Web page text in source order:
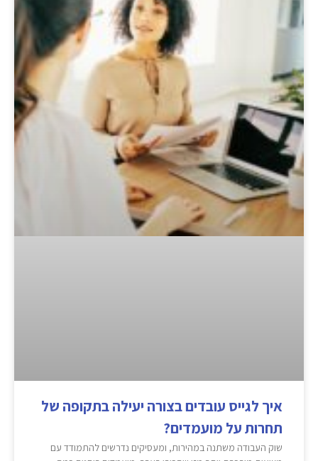
איך לגייס עובדים בצורה יעילה בתקופה של
תחרות על מועמדים?
שוק העבודה משתנה במהירות, ומעסיקים נדרשים להתמודד עם